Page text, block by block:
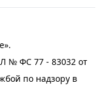
№ ФС 77 - 83032 от
по надзору в